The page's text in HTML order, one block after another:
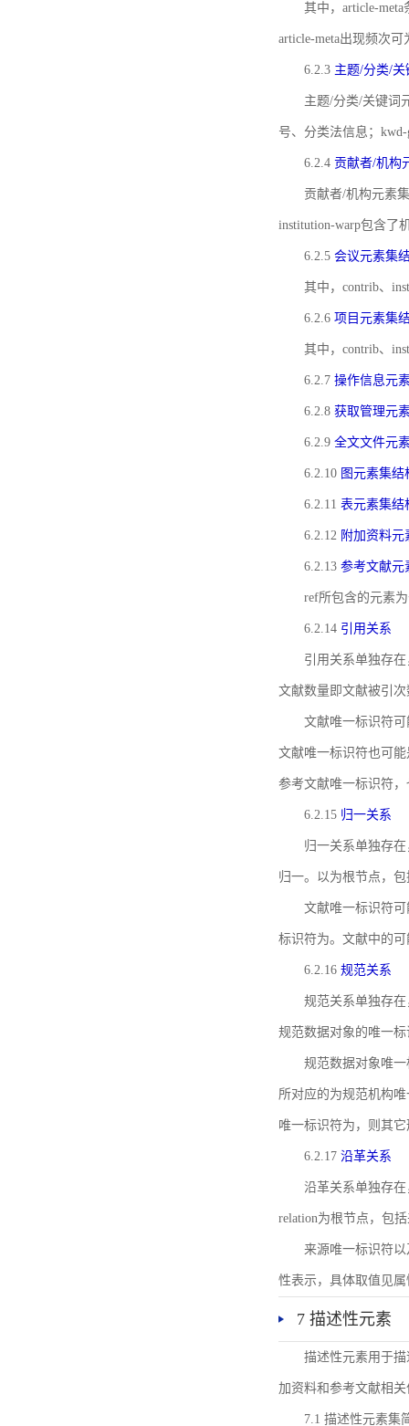
其中，article-
article-meta出现频次可
6.2.3 主题/分类/
主题/分类/关键词
号、分类法信息；
6.2.4 贡献者/机构
贡献者/机构元素
institution-warp包含了
6.2.5 会议元素集
其中，contrib、
6.2.6 项目元素集
其中，contrib、
6.2.7 操作信息元
6.2.8 获取管理元
6.2.9 全文文件元
6.2.10 图元素集结
6.2.11 表元素集结
6.2.12 附加资料元
6.2.13 参考文献元
ref所包含的元素
6.2.14 引用关系
引用关系单独存
文献数量即文献被引
文献唯一标识符
文献唯一标识符也可
参考文献唯一标识符
6.2.15 归一关系
归一关系单独存
归一。以为根节点，
文献唯一标识符
标识符为。文献中的
6.2.16 规范关系
规范关系单独存
规范数据对象的唯一
规范数据对象唯一
所对应的为规范机构
唯一标识符为，则其
6.2.17 沿革关系
沿革关系单独存
relation为根节点，包
来源唯一标识符以
性表示，具体取值见属
7 描述性元素
描述性元素用于
加资料和参考文献相
7.1 描述性元素集